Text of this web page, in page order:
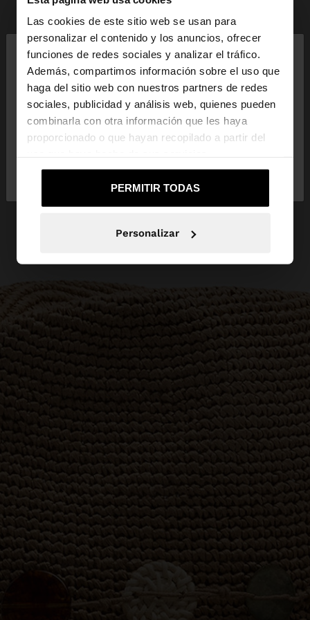
Las cookies de este sitio web se usan para
personalizar el contenido y los anuncios, ofrecer
funciones de redes sociales y analizar el tráfico.
Además, compartimos información sobre el uso que
haga del sitio web con nuestros partners de redes
sociales, publicidad y análisis web, quienes pueden
combinarla con otra información que les haya
proporcionado o que hayan recopilado a partir del
PERMITIR TODAS
Personalizar
hola
Estás accediendo a la web de España. ¿Quieres ir a
la web de United States?